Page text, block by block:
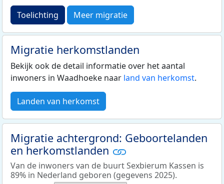
Toelichting Meer migratie
Migratie herkomstlanden
Bekijk ook de detail informatie over het aantal
inwoners in Waadhoeke naar land van herkomst.
Landen van herkomst
Migratie achtergrond: Geboortelanden
en herkomstlanden
Van de inwoners van de buurt Sexbierum Kassen is
89% in Nederland geboren (gegevens 2025).